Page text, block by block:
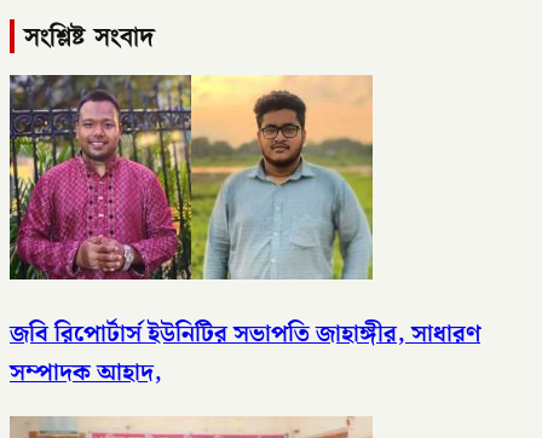
সংশ্লিষ্ট সংবাদ
জবি রিপোর্টার্স ইউনিটির সভাপতি জাহাঙ্গীর, সাধারণ
সম্পাদক আহাদ,